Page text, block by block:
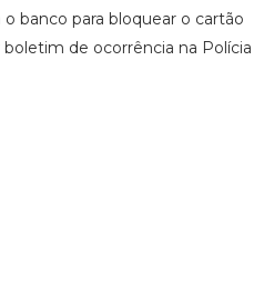
banco para bloquear o cartão
de ocorrência na Polícia